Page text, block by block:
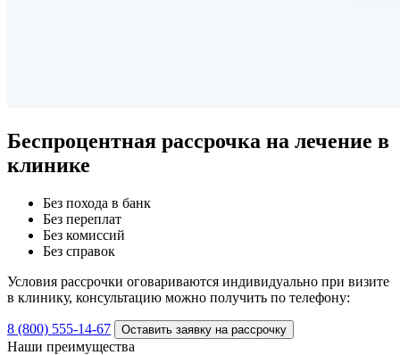
Беспроцентная рассрочка на лечение в
клинике
Без похода в банк
Без переплат
Без комиссий
Без справок
Условия рассрочки оговариваются индивидуально при визите
в клинику, консультацию можно получить по телефону:
8 (800) 555-14-67 Оставить заявку на рассрочку
Наши преимущества